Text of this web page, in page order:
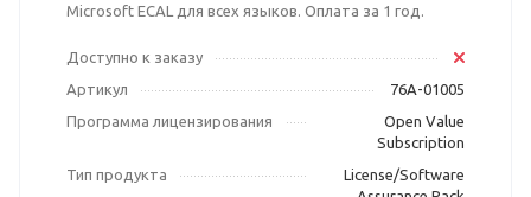
Microsoft ECAL для всех языков. Оплата за 1 год.
Доступно к заказу
Артикул
76A-01005
Программа лицензирования
Open Value
Subscription
Тип продукта
License/Software